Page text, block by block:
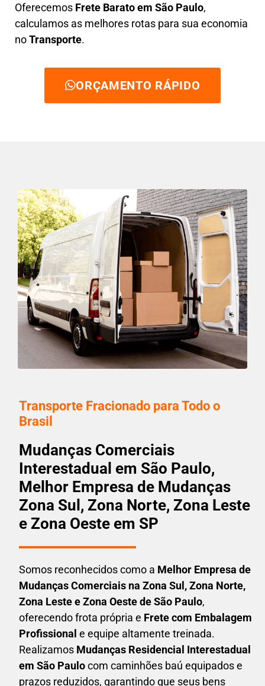
Oferecemos Frete Baratoem São Paulo,
calculamos as melhores rotas para sua economia
noTransporte.
ORÇAMENTO RÁPIDO
Transporte Fracionado para Todo o
Brasil
Mudanças Comerciais
Interestadual em São Paulo,
Melhor Empresa de Mudanças
Zona Sul, Zona Norte, Zona Leste
e Zona Oeste em SP
Somos reconhecidos como a Melhor Empresa de
Mudanças Comerciais na Zona Sul, Zona Norte,
Zona Leste e Zona Oeste de São Paulo,
oferecendo frota própria e Frete com Embalagem
Profissional e equipe altamente treinada.
Realizamos Mudanças Residencial Interestadual
em São Paulocom caminhões baú equipados e
prazos reduzidos, garantindo que seus bens